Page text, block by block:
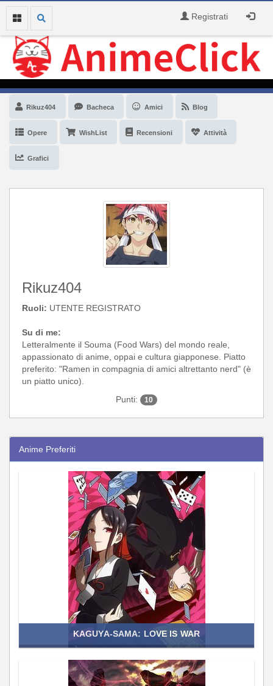
Registrati
Rikuz404 Bacheca Amici Blog
Opere WishList Recensioni Attività
Grafici
Rikuz404
Ruoli: UTENTE REGISTRATO
Su di me:
Letteralmente il Souma (Food Wars) del mondo reale,
appassionato di anime, oppai e cultura giapponese. Piatto
preferito: "Ramen in compagnia di amici altrettanto nerd" (è
un piatto unico).
Punti:
10
Anime Preferiti
KAGUYA-SAMA: LOVE IS WAR